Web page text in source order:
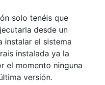
solo tenéis que
desde un
instalar el sistema
instalada ya la
el momento ninguna
versión.